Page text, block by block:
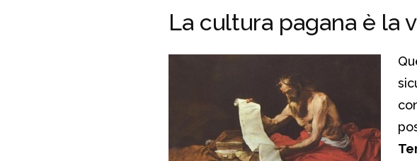
La cultura pagana è la